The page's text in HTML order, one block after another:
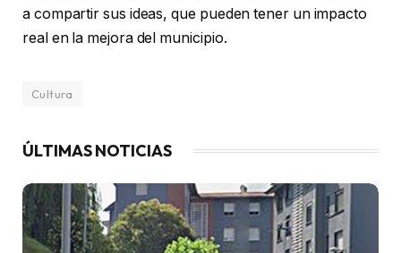
a compartir sus ideas, que pueden tener un impacto
real en la mejora del municipio.
Cultura
ÚLTIMAS NOTICIAS